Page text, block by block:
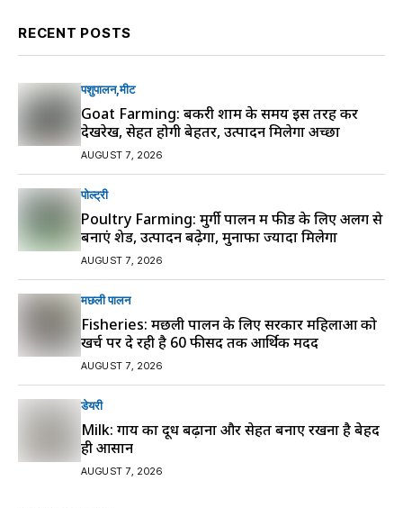
RECENT POSTS
पशुपालन मीट
Goat Farming: बकरी शाम के समय इस तरह करें
देखरेख, सेहत होगी बेहतर, उत्पादन मिलेगा अच्छा
AUGUST 7, 2026
पोल्ट्री
Poultry Farming: मुर्गी पालन में फीड के लिए अलग से
बनाएं शेड, उत्पादन बढ़ेगा, मुनाफा ज्यादा मिलेगा
AUGUST 7, 2026
मछली पालन
Fisheries: मछली पालन के लिए सरकार महिलाओं को
खर्च पर दे रही है 60 फीसद तक आर्थिक मदद
AUGUST 7, 2026
डेयरी
Milk: गाय का दूध बढ़ाना और सेहत बनाए रखना है बेहद
ही आसान
AUGUST 7, 2026